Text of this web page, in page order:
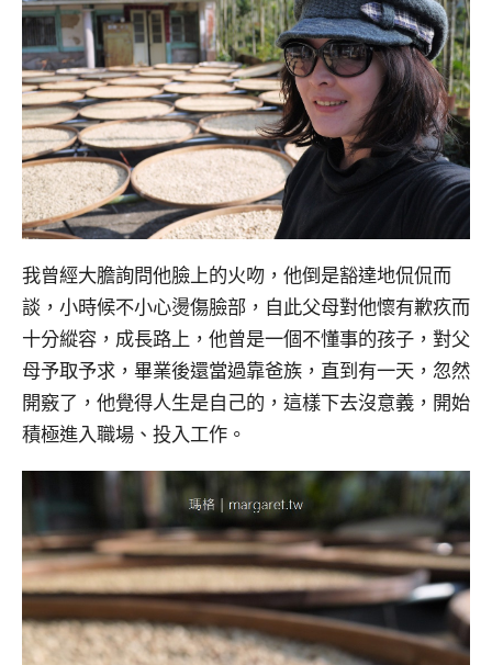
我曾經大膽詢問他臉上的火吻，他倒是豁達地侃侃而
談，小時候不小心燙傷臉部，自此父母對他懷有歉疚而
十分縱容，成長路上，他曾是一個不懂事的孩子，對父
母予取予求，畢業後還當過靠爸族，直到有一天，忽然
開竅了，他覺得人生是自己的，這樣下去沒意義，開始
積極進入職場、投入工作。